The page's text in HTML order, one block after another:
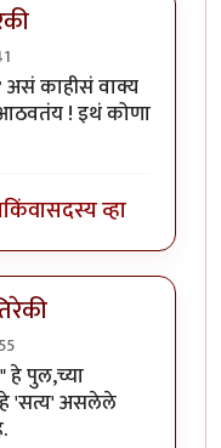
असं काहीसं वाक्य
! इथं कोणा
किंवासदस्य व्हा
अतिरेकी
हे पुल,च्या
हे 'सत्य' असलेले